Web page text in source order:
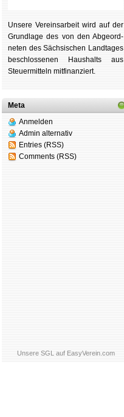
Unsere Ver­eins­ar­beit wird auf der
Grund­lage des von den Ab­ge­ord­
ne­ten des Säch­si­schen Land­tages
be­schlos­se­nen Haus­halts aus
Steu­er­mitteln mit­fi­nan­ziert.
Meta
Anmelden
Admin alternativ
Entries (RSS)
Comments (RSS)
Unsere SGL auf EasyVerein.com